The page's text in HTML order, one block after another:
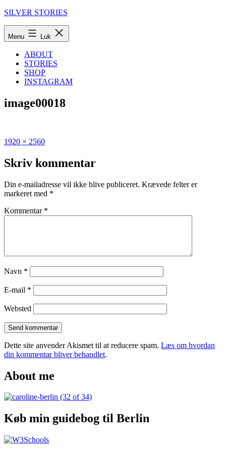
Fortsæt
SILVER STORIES
Menu Luk
ABOUT
STORIES
SHOP
INSTAGRAM
image00018
Udgivet
Den
ultimative
til
Cypern
Fuld
1920 × 2560
Skriv kommentar
Din e-mailadresse vil ikke blive publiceret. Krævede felter er
markeret med *
Kommentar *
Navn *
E-mail *
Websted
Dette site anvender Akismet til at reducere spam. Læs om hvordan
din kommentar bliver behandlet.
About me
Køb min guidebog til Berlin